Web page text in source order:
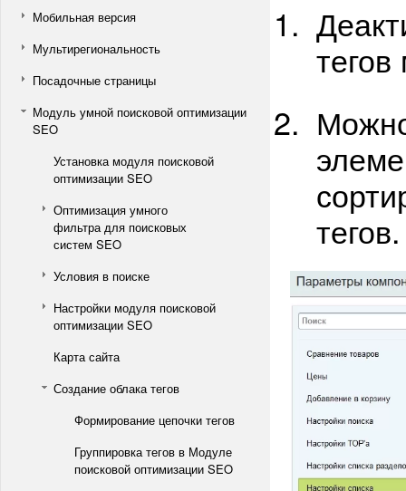
Мобильная версия
Мультирегиональность
Посадочные страницы
Модуль умной поисковой оптимизации
SEO
Установка модуля поисковой
оптимизации SEO
Оптимизация умного
фильтра для поисковых
систем SEO
Условия в поиске
Настройки модуля поисковой
оптимизации SEO
Карта сайта
Создание облака тегов
Формирование цепочки тегов
Группировка тегов в Модуле
поисковой оптимизации SEO
тегов.